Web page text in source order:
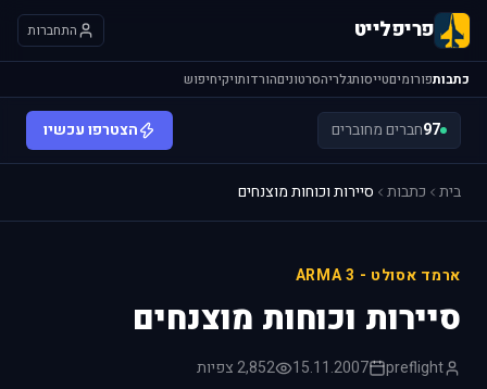
פריפלייט התחברות
כתבותפורומיםטייסותגלריהסרטוניםהורדותויקיחיפוש
97חברים מחוברים הצטרפו עכשיו
בית כתבות סיירות וכוחות מוצנחים
ארמד אסולט - ARMA 3
סיירות וכוחות מוצנחים
preflight
15.11.2007 2,852 צפיות